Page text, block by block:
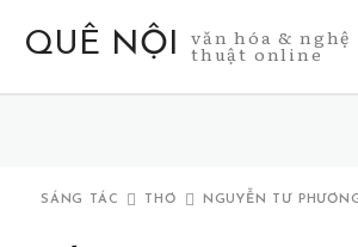
QUÊ NỘI văn hóa & nghệ
thuật online
SÁNG TÁC THƠ NGUYỄN TƯ